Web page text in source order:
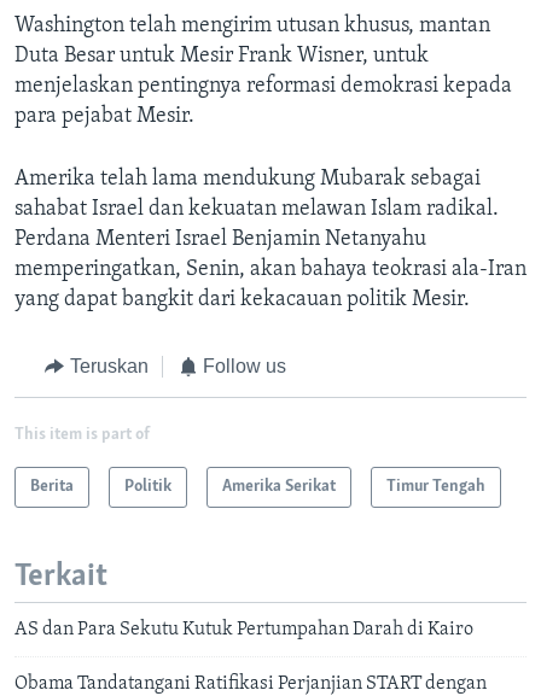
Washington telah mengirim utusan khusus, mantan
Duta Besar untuk Mesir Frank Wisner, untuk
menjelaskan pentingnya reformasi demokrasi kepada
para pejabat Mesir.
Amerika telah lama mendukung Mubarak sebagai
sahabat Israel dan kekuatan melawan Islam radikal.
Perdana Menteri Israel Benjamin Netanyahu
memperingatkan, Senin, akan bahaya teokrasi ala-Iran
yang dapat bangkit dari kekacauan politik Mesir.
Teruskan Follow us
This item is part of
Berita Politik Amerika Serikat Timur Tengah
Terkait
AS dan Para Sekutu Kutuk Pertumpahan Darah di Kairo
Obama Tandatangani Ratifikasi Perjanjian START dengan